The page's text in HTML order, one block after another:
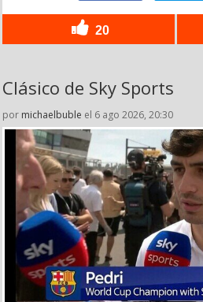
20
Clásico de Sky Sports
por michaelbuble el 6 ago 2026, 20:30